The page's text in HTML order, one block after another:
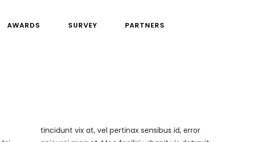
AWARDS SURVEY PARTNERS